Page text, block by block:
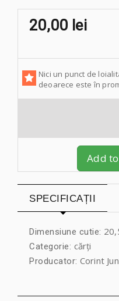
20,00 lei
Nici un punct de
deoarece este în
Add
SPECIFICAȚII
Dimensiune cutie:
Categorie: cărți
Producator: Corint